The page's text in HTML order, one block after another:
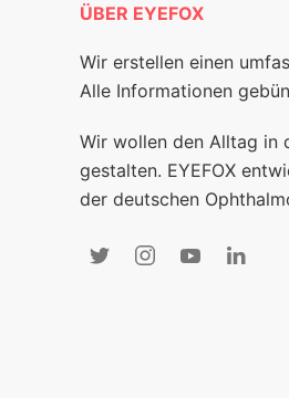
ÜBER EYEFOX
Wir erstellen einen
Alle Informationen
Wir wollen den Alltag in
gestalten. EYEFOX
der deutschen